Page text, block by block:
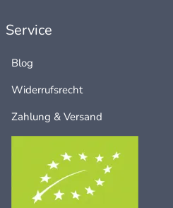
Service
Blog
Widerrufsrecht
Zahlung & Versand